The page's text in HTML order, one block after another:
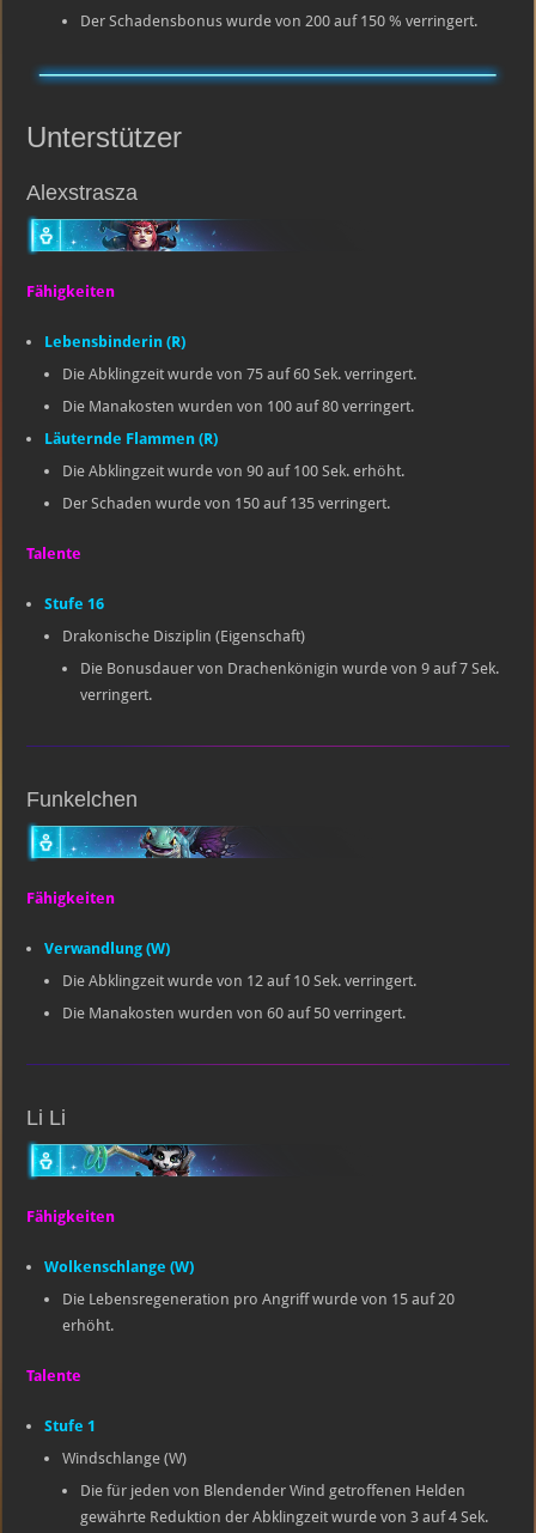
Der Schadensbonus wurde von 200 auf 150 % verringert.
Unterstützer
Alexstrasza
Fähigkeiten
Lebensbinderin (R)
Die Abklingzeit wurde von 75 auf 60 Sek. verringert.
Die Manakosten wurden von 100 auf 80 verringert.
Läuternde Flammen (R)
Die Abklingzeit wurde von 90 auf 100 Sek. erhöht.
Der Schaden wurde von 150 auf 135 verringert.
Talente
Stufe 16
Drakonische Disziplin (Eigenschaft)
Die Bonusdauer von Drachenkönigin wurde von 9 auf 7 Sek.
verringert.
Funkelchen
Fähigkeiten
Verwandlung (W)
Die Abklingzeit wurde von 12 auf 10 Sek. verringert.
Die Manakosten wurden von 60 auf 50 verringert.
Li Li
Fähigkeiten
Wolkenschlange (W)
Die Lebensregeneration pro Angriff wurde von 15 auf 20
erhöht.
Talente
Stufe 1
Windschlange (W)
Die für jeden von Blendender Wind getroffenen Helden
gewährte Reduktion der Abklingzeit wurde von 3 auf 4 Sek.